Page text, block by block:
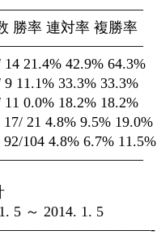
勝率 連対率 複勝率
21.4% 42.9% 64.3%
11.1% 33.3% 33.3%
0.0% 18.2% 18.2%
21 4.8% 9.5% 19.0%
104 4.8% 6.7% 11.5%
5 ～ 2014. 1. 5